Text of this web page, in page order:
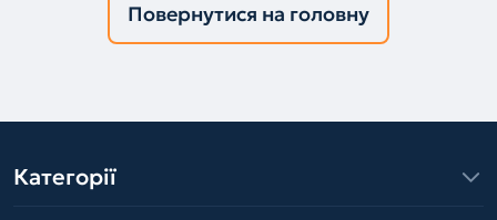
Повернутися на головну
Категорії